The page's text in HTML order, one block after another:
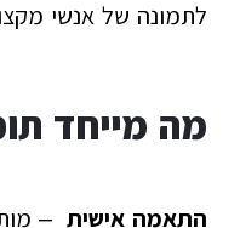
לתמונה של אנשי
מה מייחד
התאמה אישית –